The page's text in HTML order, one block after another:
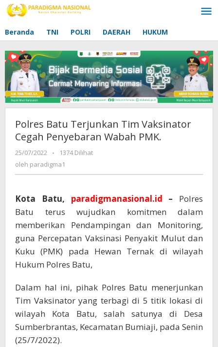
Lewati
ke
Beranda TNI POLRI DAERAH HUKUM
Polres Batu Terjunkan Tim Vaksinator
Cegah Penyebaran Wabah PMK.
25/07/2022
oleh
paradigma1
-
1374 Dilihat
oleh paradigma1
Kota Batu, paradigmanasional.id – Polres
Batu terus wujudkan komitmen dalam
memberikan Pendampingan dan Monitoring,
guna Percepatan Vaksinasi Penyakit Mulut dan
Kuku (PMK) pada Hewan Ternak di wilayah
Hukum Polres Batu,
Dalam hal ini, pihak Polres Batu menerjunkan
Tim Vaksinator yang terbagi di 5 titik lokasi di
wilayah Kota Batu, salah satunya di Desa
Sumberbrantas, Kecamatan Bumiaji, pada Senin
(25/7/2022).